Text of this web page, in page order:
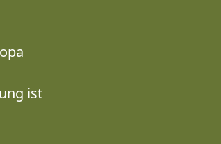
ist